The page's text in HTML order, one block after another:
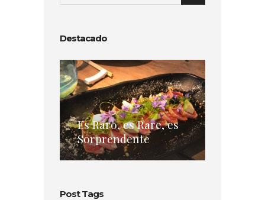
Destacado
Es Raro, es Rare, es
Sorprendente
Post Tags